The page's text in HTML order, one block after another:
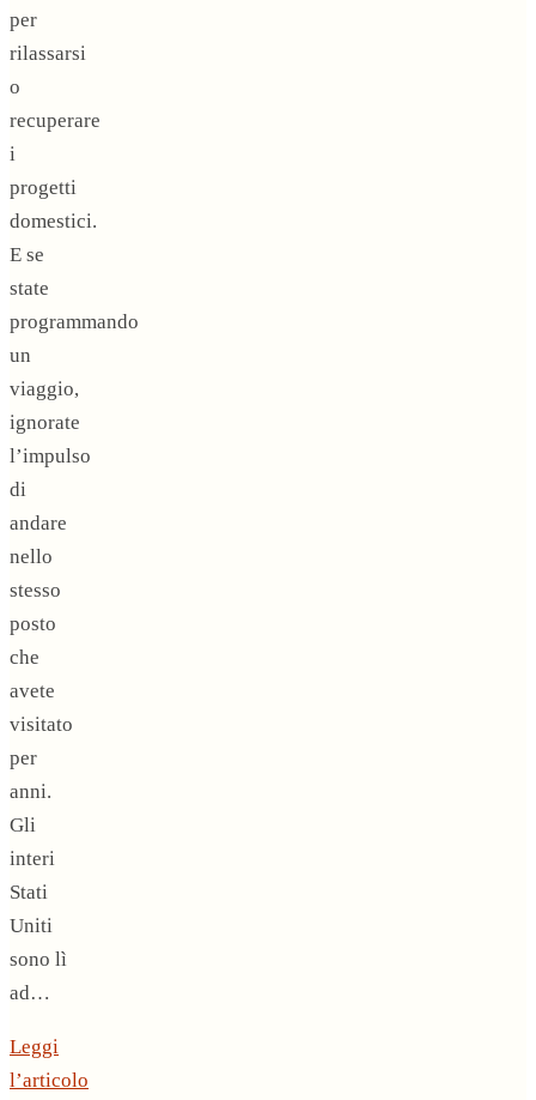
per
rilassarsi
o
recuperare
i
progetti
domestici.
E se
state
programmando
un
viaggio,
ignorate
l’impulso
di
andare
nello
stesso
posto
che
avete
visitato
per
anni.
Gli
interi
Stati
Uniti
sono lì
ad…
Leggi
l’articolo